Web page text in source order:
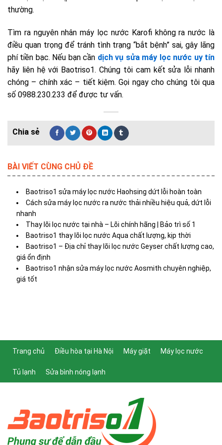
thường.
Tìm ra nguyên nhân máy lọc nước Karofi không ra nước là
điều quan trọng để tránh tình trạng “bắt bệnh” sai, gây lãng
phí tiền bạc. Nếu bạn cần dịch vụ sửa máy lọc nước uy tín
hãy liên hệ với Baotriso1. Chúng tôi cam kết sửa lỗi nhanh
chóng – chính xác – tiết kiệm. Gọi ngay cho chúng tôi qua
số 0988.230.233 để được tư vấn.
BÀI VIẾT CÙNG CHỦ ĐỀ
Baotriso1 sửa máy lọc nước Haohsing dứt lỗi hoàn toàn
Cách sửa máy lọc nước ra nước thải nhiều hiệu quả, dứt lỗi
nhanh
Thay lõi lọc nước tại nhà – Lõi chính hãng | Bảo trì số 1
Baotriso1 thay lõi lọc nước Aqua chất lượng, kịp thời
Baotriso1 – Địa chỉ thay lõi lọc nước Geyser chất lượng cao,
giá ổn định
Baotriso1 nhận sửa máy lọc nước Aosmith chuyên nghiệp,
giá tốt
Trang chủ Điều hòa tại Hà Nội Máy giặt Máy lọc nước
Tủ lạnh Sửa bình nóng lạnh